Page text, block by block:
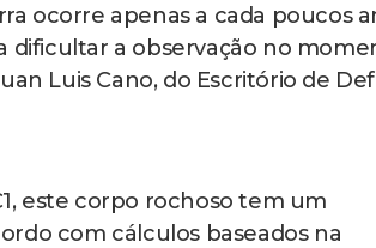
ocorre apenas a cada poucos
dificultar a observação no
Luis Cano, do Escritório de
este corpo rochoso tem um
com cálculos baseados na